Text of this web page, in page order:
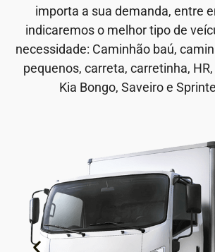
importa a sua demanda, entre
indicaremos o melhor tipo de
necessidade: Caminhão baú,
pequenos, carreta, carretinha,
Kia Bongo, Saveiro e